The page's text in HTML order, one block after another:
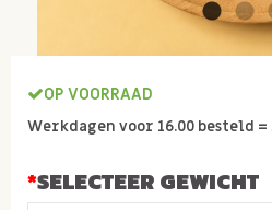
OP VOORRAAD
Werkdagen voor 16.00 besteld
SELECTEER GEWICHT